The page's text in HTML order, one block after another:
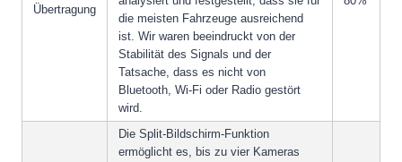
Übertragung
die meisten Fahrzeuge ausreichend
ist. Wir waren beeindruckt von der
Stabilität des Signals und der
Tatsache, dass es nicht von
Bluetooth, Wi-Fi oder Radio gestört
wird.
Die Split-Bildschirm-Funktion
ermöglicht es, bis zu vier Kameras